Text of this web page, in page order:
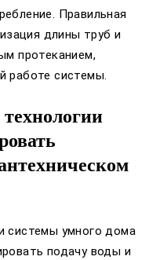
Правильная
длины труб и
протеканием,
работе системы.
системы умного дома
подачу воды и